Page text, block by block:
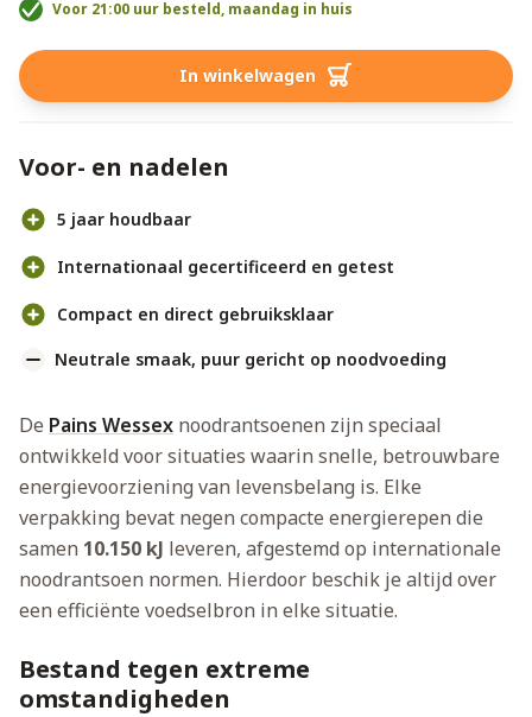
Voor 21:00 uur besteld, maandag in huis
In winkelwagen
Voor- en nadelen
5 jaar houdbaar
Internationaal gecertificeerd en getest
Compact en direct gebruiksklaar
Neutrale smaak, puur gericht op noodvoeding
De Pains Wessex noodrantsoenen zijn speciaal
ontwikkeld voor situaties waarin snelle, betrouwbare
energievoorziening van levensbelang is. Elke
verpakking bevat negen compacte energierepen die
samen 10.150 kJ leveren, afgestemd op internationale
noodrantsoen normen. Hierdoor beschik je altijd over
een efficiënte voedselbron in elke situatie.
Bestand tegen extreme
omstandigheden